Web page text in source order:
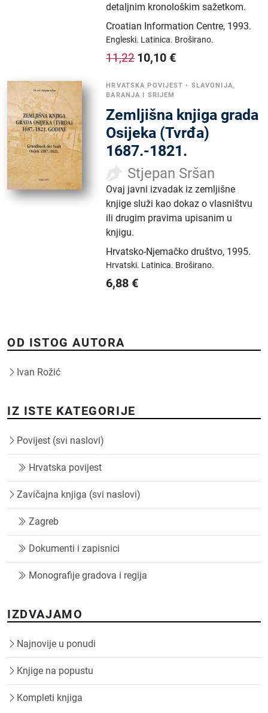
detaljnim kronološkim sažetkom.
Croatian Information Centre, 1993.
Engleski. Latinica. Broširano.
11,22 10,10 €
HRVATSKA POVIJEST • SLAVONIJA,
BARANJA I SRIJEM
Zemljišna knjiga grada
Osijeka (Tvrđa)
1687.-1821.
Stjepan Sršan
Ovaj javni izvadak iz zemljišne
knjige služi kao dokaz o vlasništvu
ili drugim pravima upisanim u
knjigu.
Hrvatsko-Njemačko društvo, 1995.
Hrvatski. Latinica. Broširano.
6,88 €
OD ISTOG AUTORA
Ivan Rožić
IZ ISTE KATEGORIJE
Povijest (svi naslovi)
Hrvatska povijest
Zavičajna knjiga (svi naslovi)
Zagreb
Dokumenti i zapisnici
Monografije gradova i regija
IZDVAJAMO
Najnovije u ponudi
Knjige na popustu
Kompleti knjiga